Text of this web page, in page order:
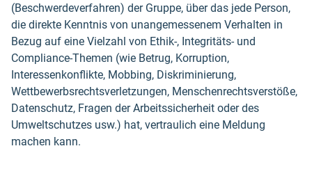
(Beschwerdeverfahren) der Gruppe, über das jede Person,
die direkte Kenntnis von unangemessenem Verhalten in
Bezug auf eine Vielzahl von Ethik-, Integritäts- und
Compliance-Themen (wie Betrug, Korruption,
Interessenkonflikte, Mobbing, Diskriminierung,
Wettbewerbsrechtsverletzungen, Menschenrechtsverstöße,
Datenschutz, Fragen der Arbeitssicherheit oder des
Umweltschutzes usw.) hat, vertraulich eine Meldung
machen kann.